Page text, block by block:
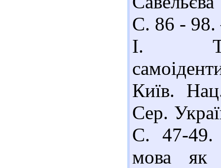
С. 86 - 98.
І.
Київ.
Сер.
С. 47-49.
мова як